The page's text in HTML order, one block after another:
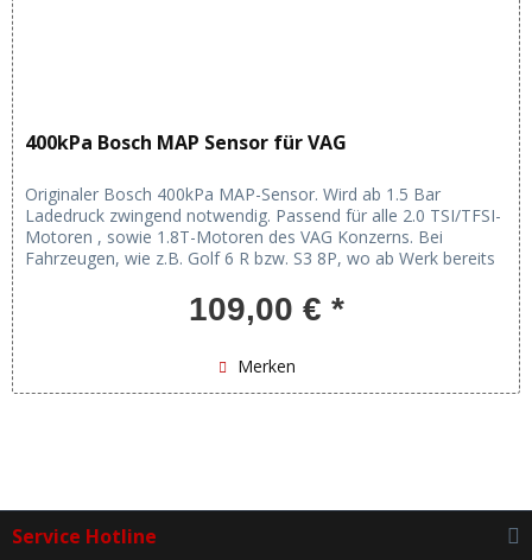
400kPa Bosch MAP Sensor für VAG
Originaler Bosch 400kPa MAP-Sensor. Wird ab 1.5 Bar
Ladedruck zwingend notwendig. Passend für alle 2.0 TSI/TFSI-
Motoren , sowie 1.8T-Motoren des VAG Konzerns. Bei
Fahrzeugen, wie z.B. Golf 6 R bzw. S3 8P, wo ab Werk bereits
109,00 € *
Merken
Service Hotline